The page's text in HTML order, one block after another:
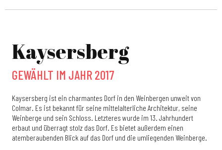
Kaysersberg
GEWÄHLT IM JAHR 2017
Kaysersberg ist ein charmantes Dorf in den Weinbergen unweit von
Colmar. Es ist bekannt für seine mittelalterliche Architektur, seine
Weinberge und sein Schloss. Letzteres wurde im 13. Jahrhundert
erbaut und überragt stolz das Dorf. Es bietet außerdem einen
atemberaubenden Blick auf das Dorf und die umliegenden Weinberge.